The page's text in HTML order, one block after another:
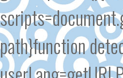
path}function